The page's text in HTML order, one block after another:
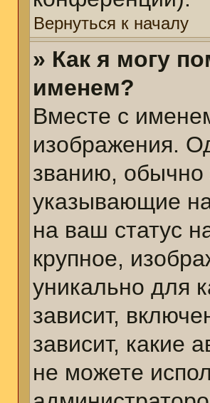
Вернуться к началу
» Как я могу
именем?
Вместе с
изображения.
званию, обычно
указывающие
на ваш статус
крупное,
уникально для
зависит,
зависит, какие
не можете